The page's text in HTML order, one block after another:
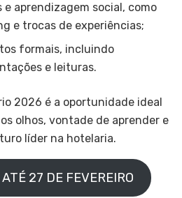
e aprendizagem social, como
e trocas de experiências;
formais, incluindo
e leituras.
2026 é a oportunidade ideal
olhos, vontade de aprender e
líder na hotelaria.
27 DE FEVEREIRO